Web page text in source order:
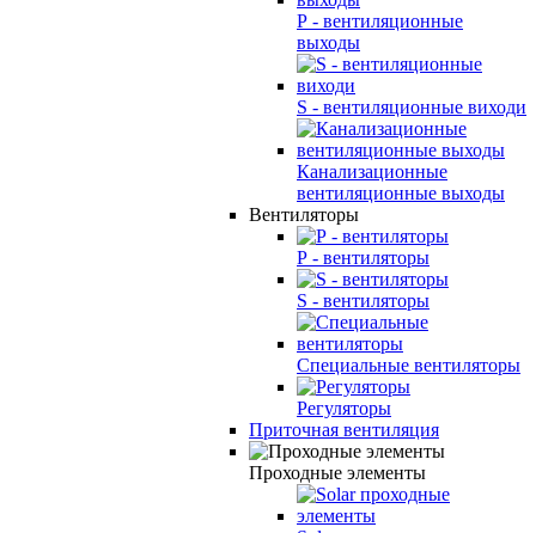
Р - вентиляционные
выходы
S - вентиляционные виходи
Канализационные
вентиляционные выходы
Вентиляторы
Р - вентиляторы
S - вентиляторы
Специальные вентиляторы
Регуляторы
Приточная вентиляция
Проходные элементы